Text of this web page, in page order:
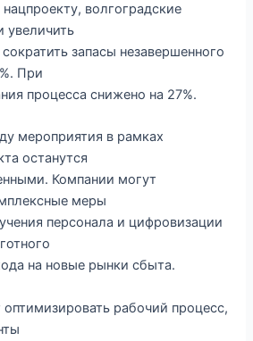
волгоградские
увеличить
запасы незавершенного
При
процесса снижено на 27%.
мероприятия в рамках
останутся
Компании могут
меры
персонала и цифровизации
на новые рынки сбыта.
рабочий процесс,